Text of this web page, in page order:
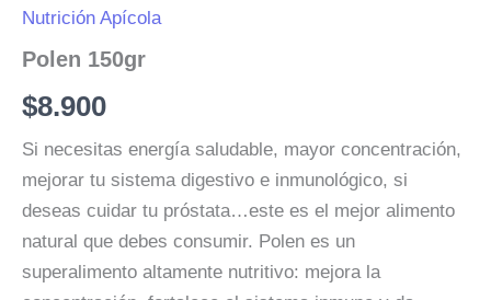
Nutrición Apícola
Polen 150gr
$8.900
Si necesitas energía saludable, mayor concentración,
mejorar tu sistema digestivo e inmunológico, si
deseas cuidar tu próstata…este es el mejor alimento
natural que debes consumir. Polen es un
superalimento altamente nutritivo: mejora la